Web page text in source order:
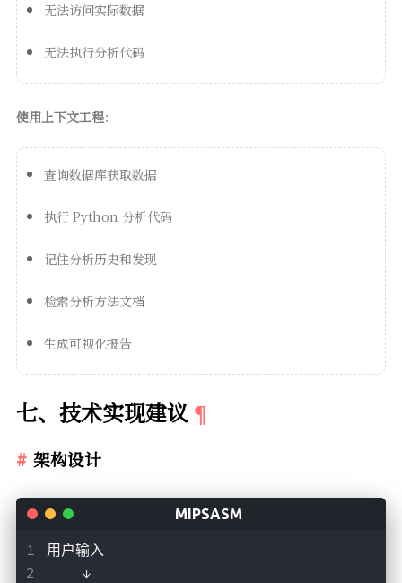
无法访问实际数据
无法执行分析代码
使用上下文工程：
查询数据库获取数据
执行 Python 分析代码
记住分析历史和发现
检索分析方法文档
生成可视化报告
七、技术实现建议
架构设计
用户输入
    ↓